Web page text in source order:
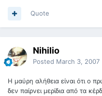
Quote
Nihilio
Posted March 3, 2007
H μαύρη αλήθεια είναι ότι ο
δεν παίρνει μερίδια από τα